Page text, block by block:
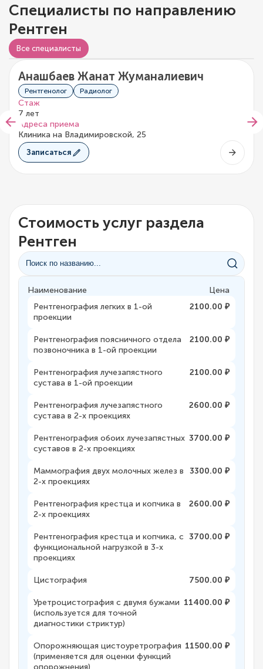
Специалисты по направлению
Рентген
Все специалисты
0/5
0 отзывов
Анашбаев Жанат Жуманалиевич
Рентгенолог Радиолог
Стаж
7 лет
Адреса приема
Клиника на Владимировской, 25
Записаться
Стоимость услуг раздела
Рентген
Наименование
Цена
Рентгенография легких в 1-ой
проекции
2100.00 ₽
Рентгенография поясничного отдела
позвоночника в 1-ой проекции
2100.00 ₽
Рентгенография лучезапястного
сустава в 1-ой проекции
2100.00 ₽
Рентгенография лучезапястного
сустава в 2-х проекциях
2600.00 ₽
Рентгенография обоих лучезапястных
суставов в 2-х проекциях
3700.00 ₽
Маммография двух молочных желез в
2-х проекциях
3300.00 ₽
Рентгенография крестца и копчика в
2-х проекциях
2600.00 ₽
Рентгенография крестца и копчика, с
функциональной нагрузкой в 3-х
проекциях
3700.00 ₽
Цистография 7500.00 ₽
Уретроцистография с двумя бужами
(используется для точной
диагностики стриктур)
11400.00 ₽
Опорожняющая цистоуретрография
(применяется для оценки функций
опорожнения)
11500.00 ₽